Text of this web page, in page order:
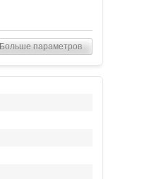
Больше параметров